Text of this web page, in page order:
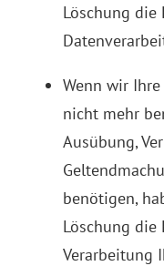
Löschung die
Wenn wir
nicht mehr
Ausübung,
benötigen,
Löschung die
Verarbeitung